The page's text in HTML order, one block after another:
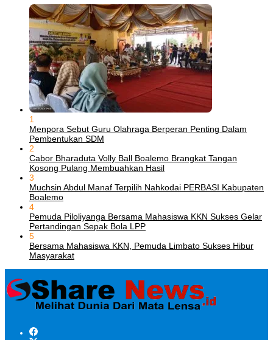
1
Menpora Sebut Guru Olahraga Berperan Penting Dalam
Pembentukan SDM
2
Cabor Bharaduta Volly Ball Boalemo Brangkat Tangan
Kosong Pulang Membuahkan Hasil
3
Muchsin Abdul Manaf Terpilih Nahkodai PERBASI Kabupaten
Boalemo
4
Pemuda Piloliyanga Bersama Mahasiswa KKN Sukses Gelar
Pertandingan Sepak Bola LPP
5
Bersama Mahasiswa KKN, Pemuda Limbato Sukses Hibur
Masyarakat